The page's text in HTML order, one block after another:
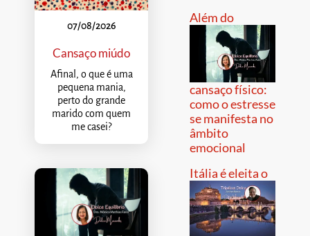
07/08/2026
Cansaço miúdo
Afinal, o que é uma
pequena mania,
perto do grande
marido com quem
me casei?
Além do
cansaço físico:
como o estresse
se manifesta no
âmbito
emocional
Itália é eleita o